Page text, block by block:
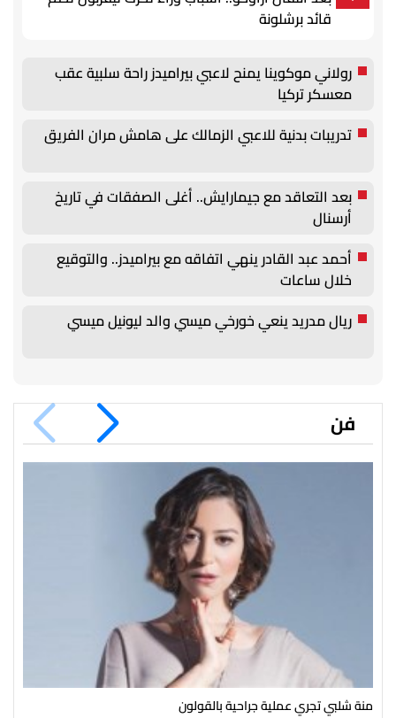
قائد برشلونة
رولاني موكوينا يمنح لاعبي بيراميدز راحة سلبية عقب
معسكر تركيا
تدريبات بدنية للاعبي الزمالك على هامش مران الفريق
بعد التعاقد مع جيمارايش.. أغلى الصفقات في تاريخ
أرسنال
أحمد عبد القادر ينهي اتفاقه مع بيراميدز.. والتوقيع
خلال ساعات
ريال مدريد ينعي خورخي ميسي والد ليونيل ميسي
فن
منة شلبي تجري عملية جراحية بالقولون